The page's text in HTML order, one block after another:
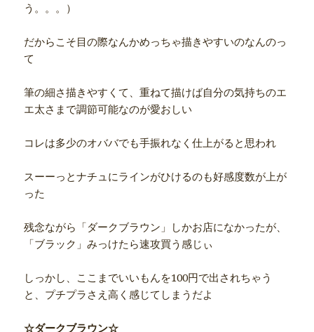
う。。。）
だからこそ目の際なんかめっちゃ描きやすいのなんのっ
て
筆の細さ描きやすくて、重ねて描けば自分の気持ちのエ
エ太さまで調節可能なのが愛おしい
コレは多少のオババでも手振れなく仕上がると思われ
スーーっとナチュにラインがひけるのも好感度数が上が
った
残念ながら「ダークブラウン」しかお店になかったが、
「ブラック」みっけたら速攻買う感じぃ
しっかし、ここまでいいもんを100円で出されちゃう
と、プチプラさえ高く感じてしまうだよ
☆ダークブラウン☆